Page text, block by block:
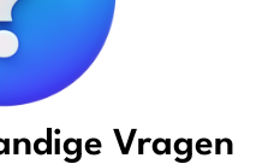
Vragen